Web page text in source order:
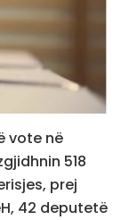
vote në
518
prej
42 deputetë